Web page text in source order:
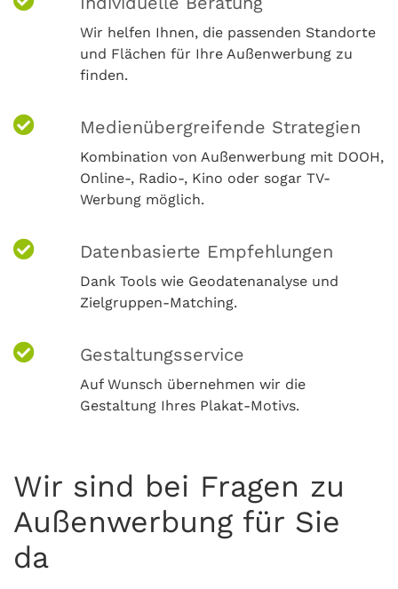
Wir helfen Ihnen, die passenden Standorte
und Flächen für Ihre Außenwerbung zu
finden.
Medienübergreifende Strategien
Kombination von Außenwerbung mit DOOH,
Online-, Radio-, Kino oder sogar TV-
Werbung möglich.
Datenbasierte Empfehlungen
Dank Tools wie Geodatenanalyse und
Zielgruppen-Matching.
Gestaltungsservice
Auf Wunsch übernehmen wir die
Gestaltung Ihres Plakat-Motivs.
Wir sind bei Fragen zu
Außenwerbung für Sie
da